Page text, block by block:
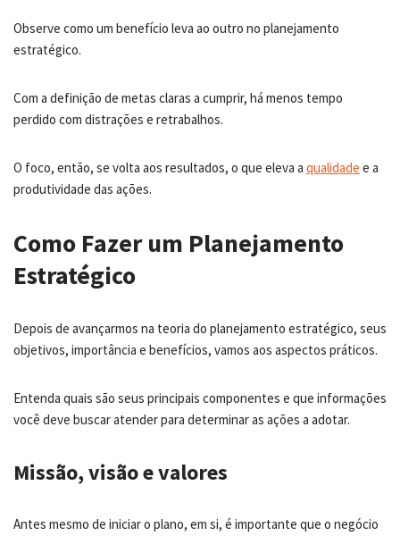
Observe como um benefício leva ao outro no planejamento
estratégico.
Com a definição de metas claras a cumprir, há menos tempo
perdido com distrações e retrabalhos.
O foco, então, se volta aos resultados, o que eleva a qualidade e a
produtividade das ações.
Como Fazer um Planejamento
Estratégico
Depois de avançarmos na teoria do planejamento estratégico, seus
objetivos, importância e benefícios, vamos aos aspectos práticos.
Entenda quais são seus principais componentes e que informações
você deve buscar atender para determinar as ações a adotar.
Missão, visão e valores
Antes mesmo de iniciar o plano, em si, é importante que o negócio